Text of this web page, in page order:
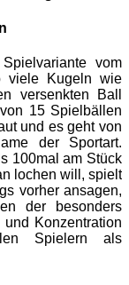
vom
viele Kugeln wie
versenkten Ball
15 Spielbällen
und es geht von
der Sportart.
100mal am Stück
lochen will, spielt
vorher ansagen,
der besonders
Konzentration
Spielern als